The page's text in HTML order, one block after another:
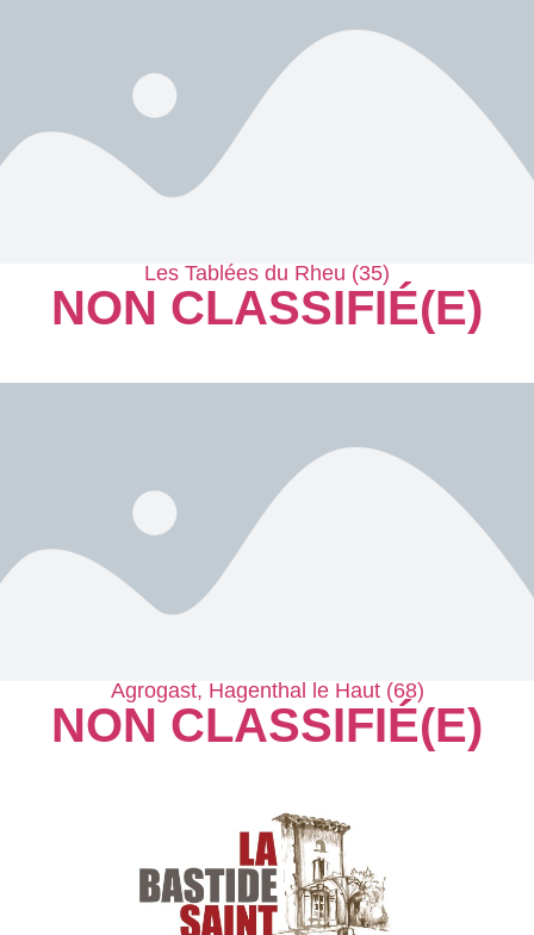
Les Tablées du Rheu (35)
NON CLASSIFIÉ(E)
Agrogast, Hagenthal le Haut (68)
NON CLASSIFIÉ(E)